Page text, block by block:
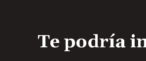
Te podría